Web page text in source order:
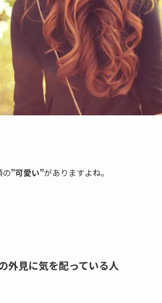
の”可愛い”がありますよね。
外見に気を配っている人